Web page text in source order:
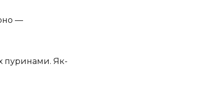
—
пуринами. Як-